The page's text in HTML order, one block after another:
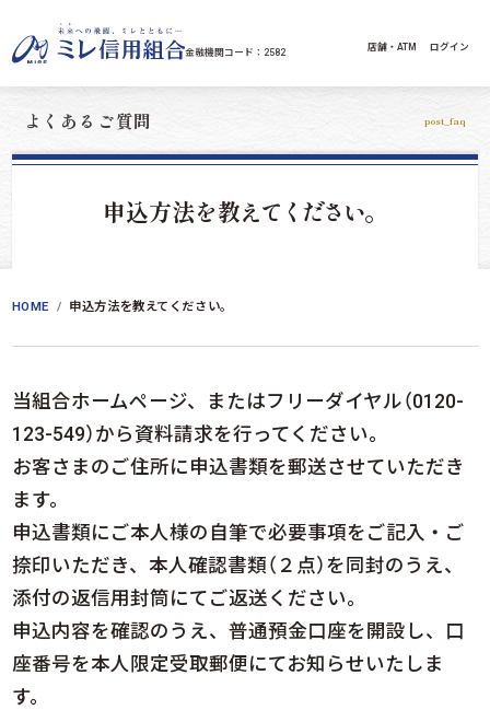
金融機関コード：2582 店舗・ATM ログイン
よくあるご質問 post_faq
申込方法を教えてください。
HOME 申込方法を教えてください。
当組合ホームページ、またはフリーダイヤル（0120-
123-549）から資料請求を行ってください。
お客さまのご住所に申込書類を郵送させていただき
ます。
申込書類にご本人様の自筆で必要事項をご記入・ご
捺印いただき、本人確認書類（２点）を同封のうえ、
添付の返信用封筒にてご返送ください。
申込内容を確認のうえ、普通預金口座を開設し、口
座番号を本人限定受取郵便にてお知らせいたしま
す。